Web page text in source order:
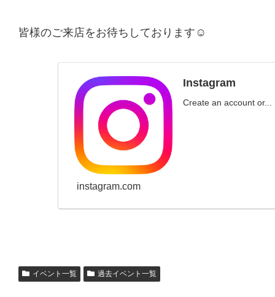
皆様のご来店をお待ちしております☺️
Instagram
Create an account or...
instagram.com
イベント一覧 過去イベント一覧